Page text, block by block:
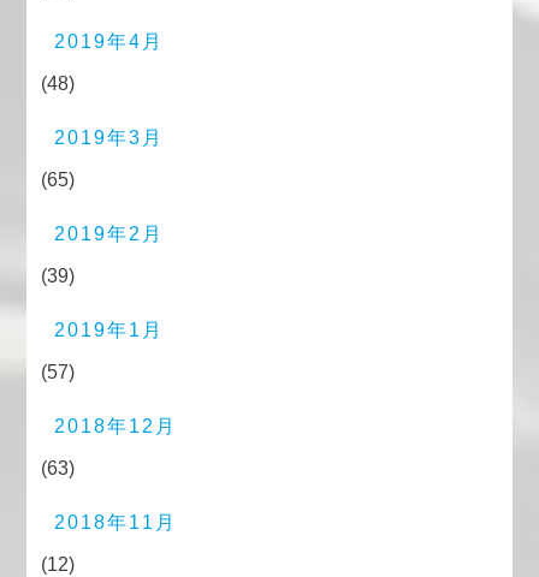
2019年4月
(48)
2019年3月
(65)
2019年2月
(39)
2019年1月
(57)
2018年12月
(63)
2018年11月
(12)